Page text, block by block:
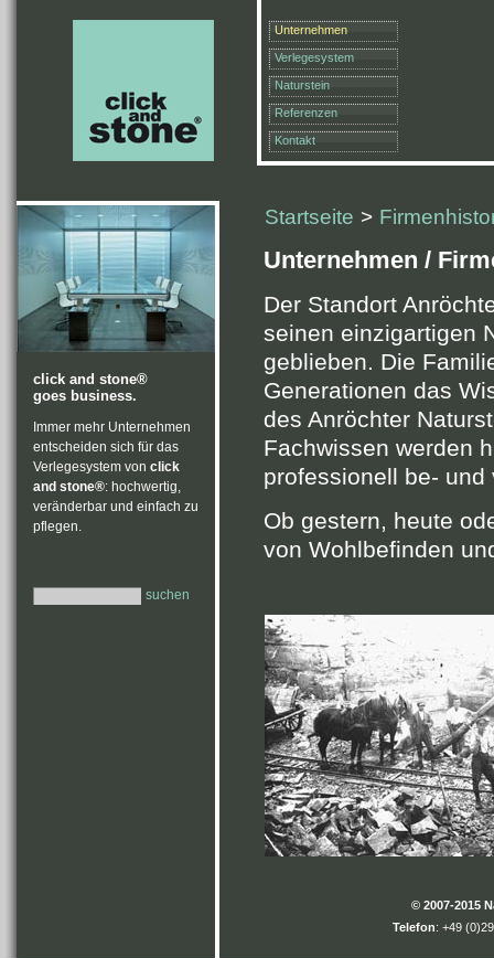
Unternehmen
Verlegesystem
Naturstein
Referenzen
Kontakt
Startseite >
Unternehmen /
Der Standort
seinen einzigartigen
geblieben. Die
Generationen das
des Anröchter
Fachwissen werden
professionell be- und
Ob gestern, heute
von Wohlbefinden
click and stone®
goes business.
Immer mehr Unternehmen
entscheiden sich für das
Verlegesystem von click
and stone®: hochwertig,
veränderbar und einfach zu
pflegen.
suchen
© 2007-2015
Telefon: +49